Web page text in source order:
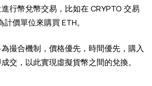
行幣兌幣交易，比如在 CRYPTO 交易
價單位來購買 ETH。
撮合機制，價格優先，時間優先，購入
交，以此實現虛擬貨幣之間的兌換。